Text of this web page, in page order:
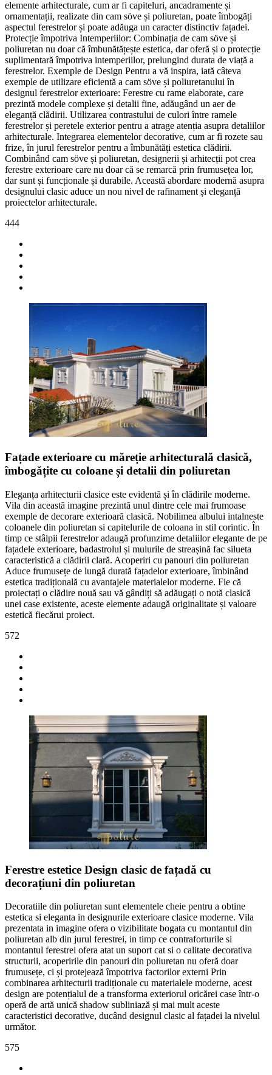
elemente arhitecturale, cum ar fi capiteluri, ancadramente și
ornamentații, realizate din cam söve și poliuretan, poate îmbogăți
aspectul ferestrelor și poate adăuga un caracter distinctiv fațadei.
Protecție împotriva Intemperiilor: Combinația de cam söve și
poliuretan nu doar că îmbunătățește estetica, dar oferă și o protecție
suplimentară împotriva intemperiilor, prelungind durata de viață a
ferestrelor. Exemple de Design Pentru a vă inspira, iată câteva
exemple de utilizare eficientă a cam söve și poliuretanului în
designul ferestrelor exterioare: Ferestre cu rame elaborate, care
prezintă modele complexe și detalii fine, adăugând un aer de
eleganță clădirii. Utilizarea contrastului de culori între ramele
ferestrelor și peretele exterior pentru a atrage atenția asupra detaliilor
arhitecturale. Integrarea elementelor decorative, cum ar fi rozete sau
frize, în jurul ferestrelor pentru a îmbunătăți estetica clădirii.
Combinând cam söve și poliuretan, designerii și arhitecții pot crea
ferestre exterioare care nu doar că se remarcă prin frumusețea lor,
dar sunt și funcționale și durabile. Această abordare modernă asupra
designului clasic aduce un nou nivel de rafinament și eleganță
proiectelor arhitecturale.
444
Fațade exterioare cu măreție arhitecturală clasică,
îmbogățite cu coloane și detalii din poliuretan
Eleganța arhitecturii clasice este evidentă și în clădirile moderne.
Vila din această imagine prezintă unul dintre cele mai frumoase
exemple de decorare exterioară clasică. Nobilimea albului intalneste
coloanele din poliuretan si capitelurile de coloana in stil corintic. În
timp ce stâlpii ferestrelor adaugă profunzime detaliilor elegante de pe
fațadele exterioare, badastrolul și mulurile de streașină fac silueta
caracteristică a clădirii clară. Acoperiri cu panouri din poliuretan
Aduce frumusețe de lungă durată fațadelor exterioare, îmbinând
estetica tradițională cu avantajele materialelor moderne. Fie că
proiectați o clădire nouă sau vă gândiți să adăugați o notă clasică
unei case existente, aceste elemente adaugă originalitate și valoare
estetică fiecărui proiect.
572
Ferestre estetice Design clasic de fațadă cu
decorațiuni din poliuretan
Decoratiile din poliuretan sunt elementele cheie pentru a obtine
estetica si eleganta in designurile exterioare clasice moderne. Vila
prezentata in imagine ofera o vizibilitate bogata cu montantul din
poliuretan alb din jurul ferestrei, in timp ce contraforturile si
montantul ferestrei ofera atat un suport cat si o calitate decorativa
structurii, acoperirile din panouri din poliuretan nu oferă doar
frumusețe, ci și protejează împotriva factorilor externi Prin
combinarea arhitecturii tradiționale cu materialele moderne, acest
design are potențialul de a transforma exteriorul oricărei case într-o
operă de artă unică shadow subliniază și mai mult aceste
caracteristici decorative, ducând designul clasic al fațadei la nivelul
următor.
575